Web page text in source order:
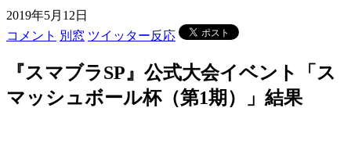
2019年5月12日
コメント 別窓 ツイッター反応
『スマブラSP』公式大会イベント「ス
マッシュボール杯（第1期）」結果